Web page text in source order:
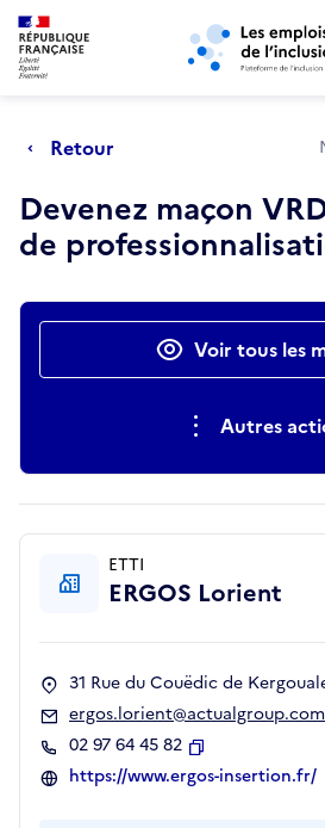
Aller au menu principal Aller au
Retour
Devenez maçon
de
Actions rapidesVoir tous les
Autres
ETTI
ERGOS Lorient
31 Rue du Couëdic de
ergos.lorient@actualgroup.com
02 97 64 45 82
Copier
https://www.ergos-insertion.fr/
Retour au début de la page
Panneau de gestion des cookies